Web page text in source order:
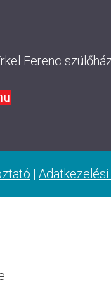
Ferenc
|